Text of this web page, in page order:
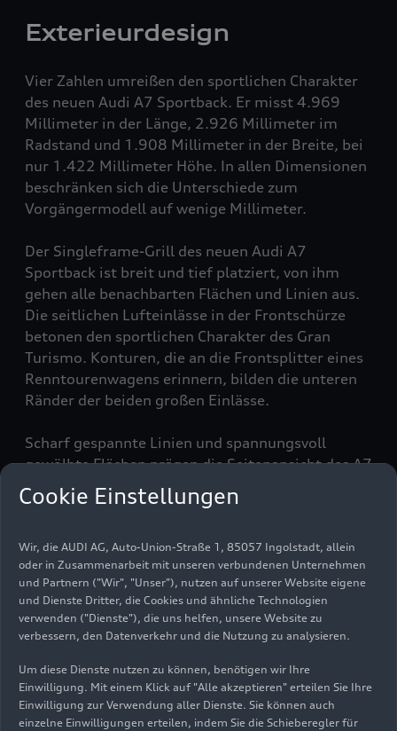
Exterieurdesign
Vier Zahlen umreißen den sportlichen Charakter
des neuen Audi A7 Sportback. Er misst 4.969
Millimeter in der Länge, 2.926 Millimeter im
Radstand und 1.908 Millimeter in der Breite, bei
nur 1.422 Millimeter Höhe. In allen Dimensionen
beschränken sich die Unterschiede zum
Vorgängermodell auf wenige Millimeter.
Der Singleframe-Grill des neuen Audi A7
Sportback ist breit und tief platziert, von ihm
gehen alle benachbarten Flächen und Linien aus.
Die seitlichen Lufteinlässe in der Frontschürze
betonen den sportlichen Charakter des Gran
Turismo. Konturen, die an die Frontsplitter eines
Renntourenwagens erinnern, bilden die unteren
Ränder der beiden großen Einlässe.
Scharf gespannte Linien und spannungsvoll
gewölbte Flächen prägen die Seitenansicht des A7
Sportback. Die tief angesetzte Schulterlinie zieht
den optischen Schwerpunkt für mehr
Heck ansteigende Fensterlinie sorgt bereits im
Stand für Dynamik. Kraftvolle, über den
Radhäusern ausgebildete Konturen betonen den
sportlichen Auftritt zusätzlich. Sie sind ein
Merkmal der neuen Designsprache, zitieren die
die Techniktradition von Audi. Die Spitze des
drittes Seitenfensters zieht nach oben – eine
Reminiszenz an das Audi 100 Coupé S von 1970.
Cookie Einstellungen
Wir, die AUDI AG, Auto-Union-Straße 1, 85057 Ingolstadt, allein
oder in Zusammenarbeit mit unseren verbundenen Unternehmen
und Partnern ("Wir", "Unser"), nutzen auf unserer Website eigene
und Dienste Dritter, die Cookies und ähnliche Technologien
verwenden ("Dienste"), die uns helfen, unsere Website zu
verbessern, den Datenverkehr und die Nutzung zu analysieren.
Um diese Dienste nutzen zu können, benötigen wir Ihre
Einwilligung. Mit einem Klick auf "Alle akzeptieren" erteilen Sie Ihre
Einwilligung zur Verwendung aller Dienste. Sie können auch
einzelne Einwilligungen erteilen, indem Sie die Schieberegler für